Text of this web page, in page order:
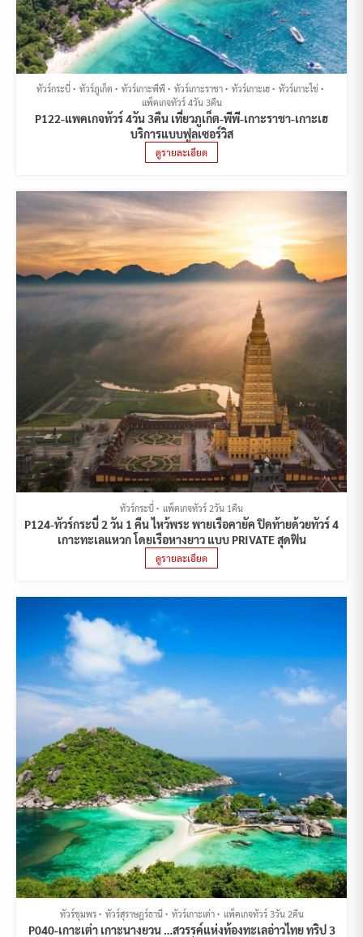
ทัวร์กระบี่ ทัวร์ภูเก็ต ทัวร์เกาะพีพี ทัวร์เกาะราชา ทัวร์เกาะเฮ
ทัวร์เกาะไข่
แพ็คเกจทัวร์ 4วัน 3คืน
P122-แพคเกจทัวร์ 4วัน 3คืน เที่ยวภูเก็ต-พีพี-เกาะราชา-เกาะเฮ
บริการแบบฟูลเซอร์วิส
ดูรายละเอียด
ทัวร์กระบี่ แพ็คเกจทัวร์ 2วัน 1คืน
P124-ทัวร์กระบี่ 2 วัน 1 คืน ไหว้พระ พายเรือคายัค ปิดท้ายด้วยทัวร์ 4
เกาะทะเลแหวก โดยเรือหางยาว แบบ PRIVATE สุดฟิน
ดูรายละเอียด
ทัวร์ชุมพร ทัวร์สุราษฎร์ธานี ทัวร์เกาะเต่า แพ็คเกจทัวร์ 3วัน 2คืน
P040-เกาะเต่า เกาะนางยวน …สวรรค์แห่งท้องทะเลอ่าวไทย ทริป 3